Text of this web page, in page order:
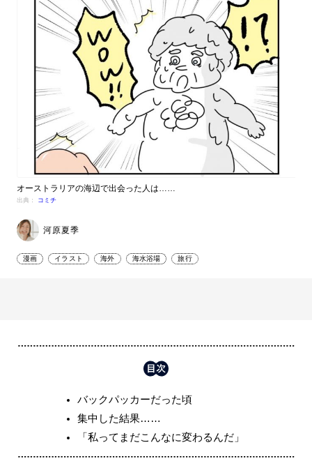
オーストラリアの海辺で出会った人は……
出典： コミチ
河原夏季
漫画 イラスト 海外 海水浴場 旅行
バックパッカーだった頃
集中した結果……
「私ってまだこんなに変わるんだ」